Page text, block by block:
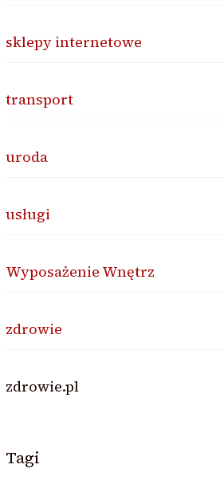
sklepy internetowe
transport
uroda
usługi
Wyposażenie Wnętrz
zdrowie
zdrowie.pl
Tagi